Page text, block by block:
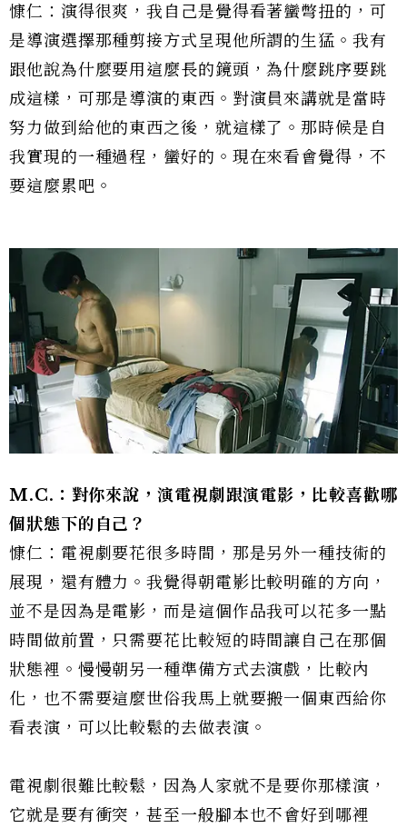
慷仁：演得很爽，我自己是覺得看著蠻彆扭的，可
是導演選擇那種剪接方式呈現他所謂的生猛。我有
跟他說為什麼要用這麼長的鏡頭，為什麼跳序要跳
成這樣，可那是導演的東西。對演員來講就是當時
努力做到給他的東西之後，就這樣了。那時候是自
我實現的一種過程，蠻好的。現在來看會覺得，不
要這麼累吧。
M.C.：對你來說，演電視劇跟演電影，比較喜歡哪
個狀態下的自己？
慷仁：電視劇要花很多時間，那是另外一種技術的
展現，還有體力。我覺得朝電影比較明確的方向，
並不是因為是電影，而是這個作品我可以花多一點
時間做前置，只需要花比較短的時間讓自己在那個
狀態裡。慢慢朝另一種準備方式去演戲，比較內
化，也不需要這麼世俗我馬上就要搬一個東西給你
看表演，可以比較鬆的去做表演。
電視劇很難比較鬆，因為人家就不是要你那樣演，
它就是要有衝突，甚至一般腳本也不會好到哪裡